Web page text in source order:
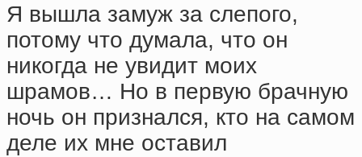
Я вышла замуж за слепого,
потому что думала, что он
никогда не увидит моих
шрамов… Но в первую брачную
ночь он признался, кто на самом
деле их мне оставил